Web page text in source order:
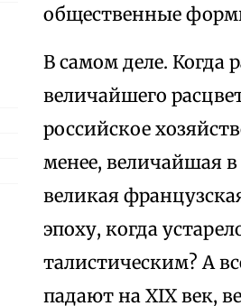
общественные
В самом деле. Когда
величайшего
российское
менее, величайшая
великая
эпоху, когда
талистическим? А
падают на XIX век,